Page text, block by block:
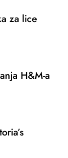
za lice
H&M-a